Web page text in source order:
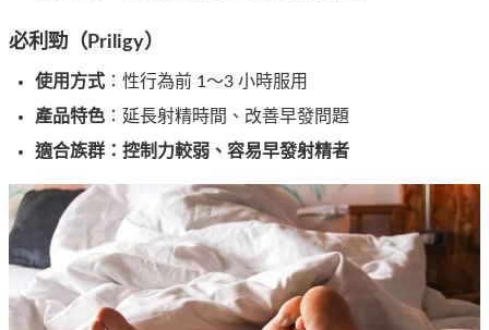
必利勁（Priligy）
使用方式 ：性行為前 1～3 小時服用
產品特色 ：延長射精時間、改善早發問題
適合族群：控制力較弱、容易早發射精者